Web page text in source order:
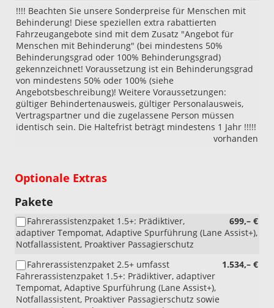
!!!! Beachten Sie unsere Sonderpreise für Menschen mit
Behinderung! Diese speziellen extra rabattierten
Fahrzeugangebote sind mit dem Zusatz "Angebot für
Menschen mit Behinderung" (bei mindestens 50%
Behinderungsgrad oder 100% Behinderungsgrad)
gekennzeichnet! Voraussetzung ist ein Behinderungsgrad
von mindestens 50% oder 100% (siehe
Angebotsbeschreibung)! Weitere Voraussetzungen:
gültiger Behindertenausweis, gültiger Personalausweis,
Vertragspartner und die zugelassene Person müssen
identisch sein. Die Haltefrist beträgt mindestens 1 Jahr !!!!!
vorhanden
Optionale Extras
Pakete
699,– €
Fahrerassistenzpaket 1.5+: Prädiktiver,
adaptiver Tempomat, Adaptive Spurführung (Lane Assist+),
Notfallassistent, Proaktiver Passagierschutz
1.534,– €
Fahrerassistenzpaket 2.5+ umfasst
Fahrerassistenzpaket 1.5+: Prädiktiver, adaptiver
Tempomat, Adaptive Spurführung (Lane Assist+),
Notfallassistent, Proaktiver Passagierschutz sowie